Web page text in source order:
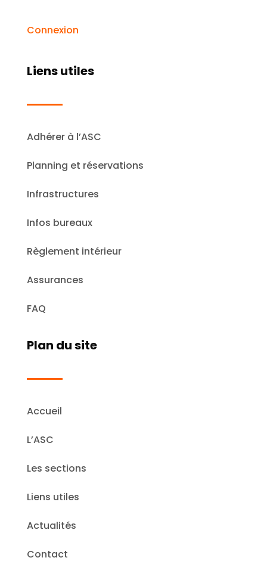
Connexion
Liens utiles
Adhérer à l’ASC
Planning et réservations
Infrastructures
Infos bureaux
Règlement intérieur
Assurances
FAQ
Plan du site
Accueil
L’ASC
Les sections
Liens utiles
Actualités
Contact